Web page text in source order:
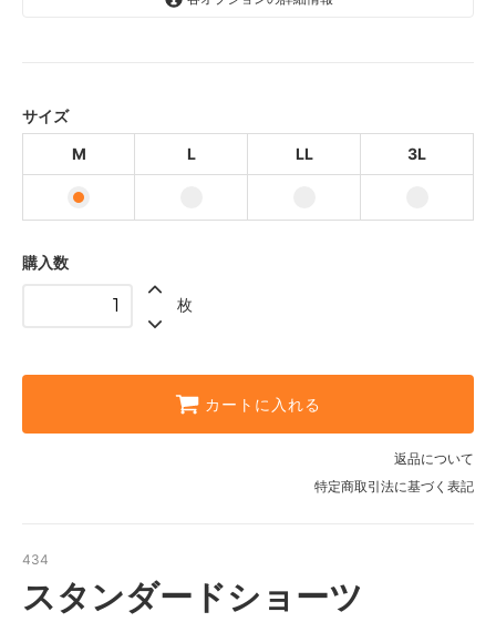
1,140円(税込)
1,140円(税込)
サイズ
M
L LL 3L
購入数
枚
カートに入れる
返品について
特定商取引法に基づく表記
434
スタンダードショーツ